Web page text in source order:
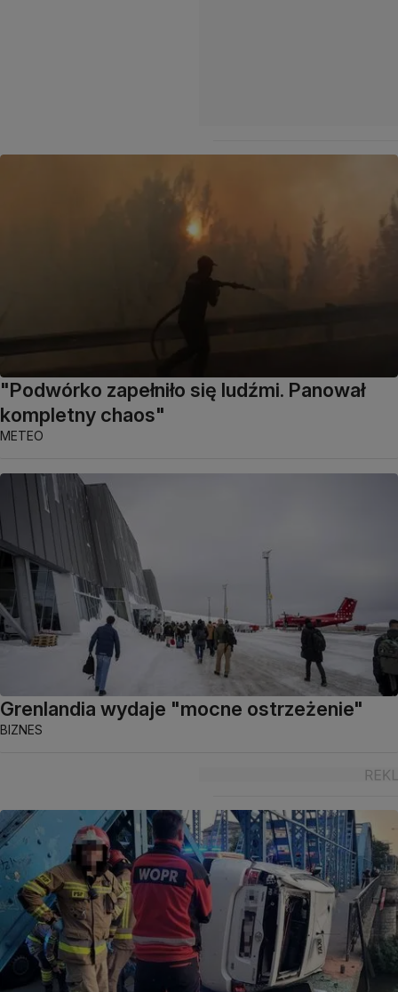
"Podwórko zapełniło się ludźmi. Panował
kompletny chaos"
METEO
Grenlandia wydaje "mocne ostrzeżenie"
BIZNES